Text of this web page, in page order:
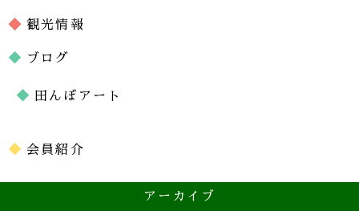
観光情報
ブログ
田んぼアート
会員紹介
アーカイブ